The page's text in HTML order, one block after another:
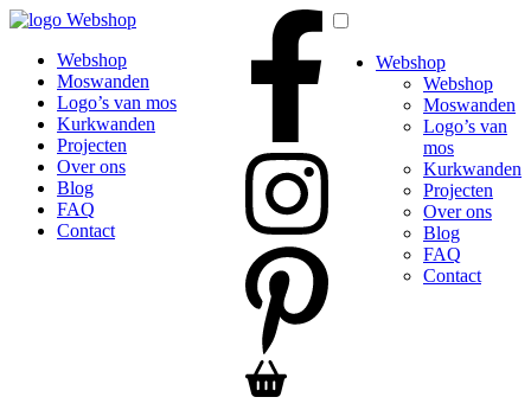
Webshop
Webshop
Moswanden
Logo’s van mos
Kurkwanden
Projecten
Over ons
Blog
FAQ
Contact
Webshop
Webshop
Moswanden
Logo’s van
mos
Kurkwanden
Projecten
Over ons
Blog
FAQ
Contact